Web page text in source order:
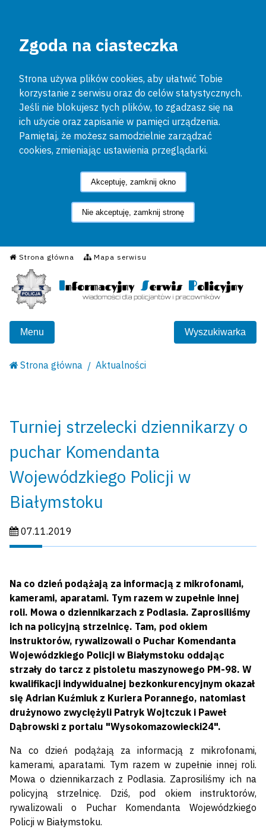
Zgoda na ciasteczka
Strona używa plików cookies, aby ułatwić Tobie
korzystanie z serwisu oraz do celów statystycznych.
Jeśli nie blokujesz tych plików, to zgadzasz się na
ich użycie oraz zapisanie w pamięci urządzenia.
Pamiętaj, że możesz samodzielnie zarządzać
cookies, zmieniając ustawienia przeglądarki.
Akceptuję, zamknij okno
Nie akceptuję, zamknij stronę
Strona główna Mapa serwisu
Informacyjny Serwis
Menu Wyszukiwarka
Strona główna Aktualności
Turniej strzelecki dziennikarzy o
puchar Komendanta
Wojewódzkiego Policji w
Białymstoku
Data publikacji:
07.11.2019
Na co dzień podążają za informacją z mikrofonami,
kamerami, aparatami. Tym razem w zupełnie innej
roli. Mowa o dziennikarzach z Podlasia. Zaprosiliśmy
ich na policyjną strzelnicę. Tam, pod okiem
instruktorów, rywalizowali o Puchar Komendanta
Wojewódzkiego Policji w Białymstoku oddając
strzały do tarcz z pistoletu maszynowego PM-98. W
kwalifikacji indywidualnej bezkonkurencyjnym okazał
się Adrian Kuźmiuk z Kuriera Porannego, natomiast
drużynowo zwyciężyli Patryk Wojtczuk i Paweł
Dąbrowski z portalu "Wysokomazowiecki24".
Na co dzień podążają za informacją z mikrofonami,
kamerami, aparatami. Tym razem w zupełnie innej roli.
Mowa o dziennikarzach z Podlasia. Zaprosiliśmy ich na
policyjną strzelnicę. Dziś, pod okiem instruktorów,
rywalizowali o Puchar Komendanta Wojewódzkiego
Policji w Białymstoku.